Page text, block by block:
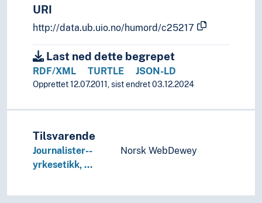
Realfag
Rettsvitenskap
Samfunnsvitenskap
Språk
Tid i enheter, stadier og perioder
URI
http://data.ub.uio.no/humord/c25217
Last ned dette begrepet
RDF/XML TURTLE JSON-LD
Opprettet 12.07.2011, sist endret 03.12.2024
Tilsvarende
Journalister--
yrkesetikk, …
Norsk WebDewey